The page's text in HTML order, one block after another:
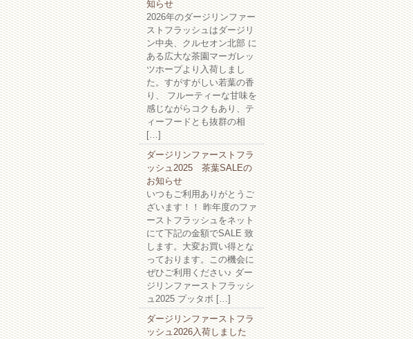
知らせ
2026年のダージリンファー
ストフラッシュはダージリ
ン中央、クルセオン北部 に
ある広大な茶園マーガレッ
ツホープより入荷しまし
た。すがすがしい若葉の香
り、 フルーティーな甘味を
感じながらコクもあり、テ
ィーフードとも抜群の相
[…]
ダージリンファーストフラ
ッシュ2025 茶葉SALEの
お知らせ
いつもご利用ありがとうご
ざいます！！ 昨年度のファ
ーストフラッシュをネット
にて下記の金額でSALE 致
します。大変お買い得とな
っております。この機会に
ぜひご利用ください♪ ダー
ジリンファーストフラッシ
ュ2025 プッタボ […]
ダージリンファーストフラ
ッシュ2026入荷しました